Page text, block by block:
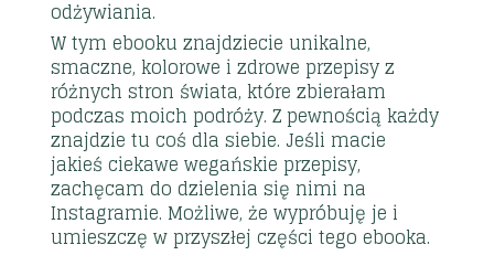
odżywiania.
W tym ebooku znajdziecie unikalne,
smaczne, kolorowe i zdrowe przepisy z
różnych stron świata, które zbierałam
podczas moich podróży. Z pewnością każdy
znajdzie tu coś dla siebie. Jeśli macie
jakieś ciekawe wegańskie przepisy,
zachęcam do dzielenia się nimi na
Instagramie. Możliwe, że wypróbuję je i
umieszczę w przyszłej części tego ebooka.